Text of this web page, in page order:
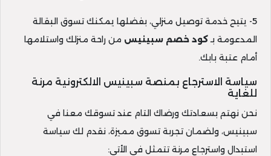
5- يتيح خدمة توصيل منزلي، بفضلها يمكنك تسوق البقالة
المدعومة بـكود خصم سبينيس من راحة منزلك واستلامها
أمام عتبة بابك.
سياسة الاسترجاع بمنصة سبينيس الالكترونية مرنة
للغاية
نحن نهتم بسعادتك ورضاك التام عند تسوقك معنا في
سبينيس، ولضمان تجربة تسوق مميزة، نقدم لك سياسة
استبدال واسترجاع مرنة تتمثل في الأتي: